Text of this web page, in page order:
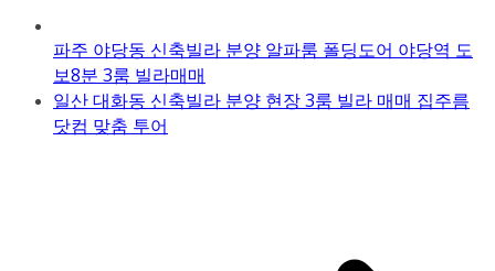
파주 야당동 신축빌라 분양 알파룸 폴딩도어 야당역 도
보8분 3룸 빌라매매
일산 대화동 신축빌라 분양 현장 3룸 빌라 매매 집주름
닷컴 맞춤 투어